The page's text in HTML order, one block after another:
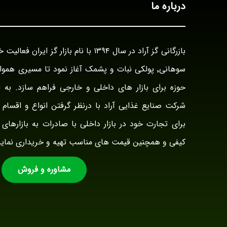
درباره ما
سوهانی٬ پولکی نبات و پشمک آغاز نمود تا مسیری
حوزه برای بازار های داخلی و خارجی فراهم سازد.
شرکت صنایع غذایی آراد با درنظر گرفتن انواع و
برای تجارت خود در بازار داخلی با صادرات به
کیفی و همچنین قیمت های مناسب تهیه و خریداری
مشاوره و فروش